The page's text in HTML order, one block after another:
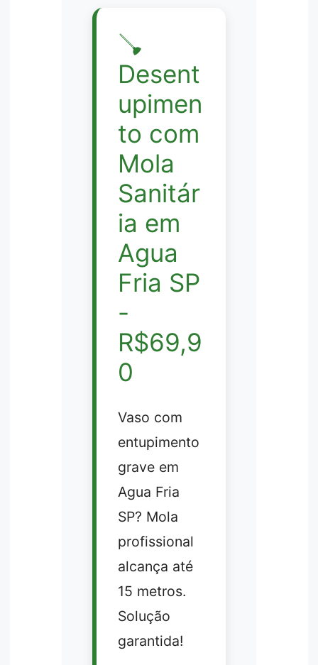
🪠
Desent
upimen
to com
Mola
Sanitár
ia em
Agua
Fria SP
-
R$69,9
0
Vaso com
entupimento
grave em
Agua Fria
SP? Mola
profissional
alcança até
15 metros.
Solução
garantida!